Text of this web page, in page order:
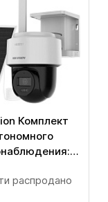
Комплект
4G связью и
распродано